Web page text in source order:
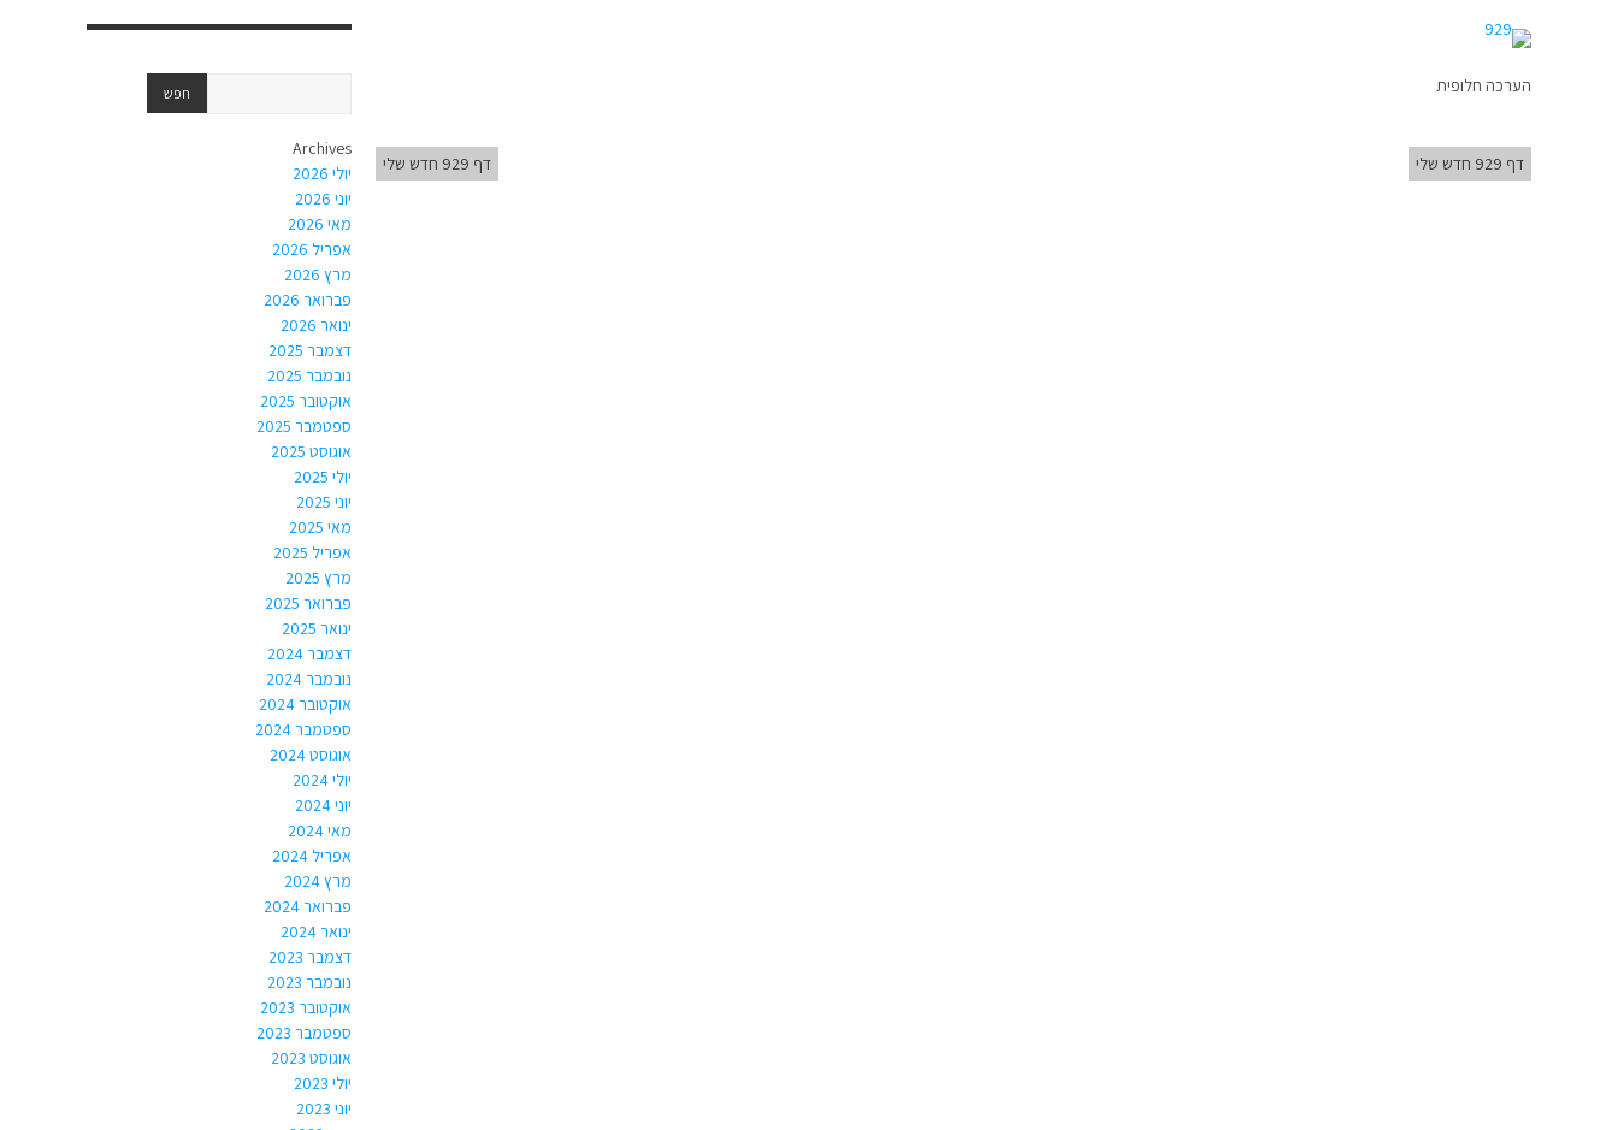
הערכה חלופית
דף 929 חדש שלי דף 929 חדש שלי
Archives
יולי 2026
יוני 2026
מאי 2026
אפריל 2026
מרץ 2026
פברואר 2026
ינואר 2026
דצמבר 2025
נובמבר 2025
אוקטובר 2025
ספטמבר 2025
אוגוסט 2025
יולי 2025
יוני 2025
מאי 2025
אפריל 2025
מרץ 2025
פברואר 2025
ינואר 2025
דצמבר 2024
נובמבר 2024
אוקטובר 2024
ספטמבר 2024
אוגוסט 2024
יולי 2024
יוני 2024
מאי 2024
אפריל 2024
מרץ 2024
פברואר 2024
ינואר 2024
דצמבר 2023
נובמבר 2023
אוקטובר 2023
ספטמבר 2023
אוגוסט 2023
יולי 2023
יוני 2023